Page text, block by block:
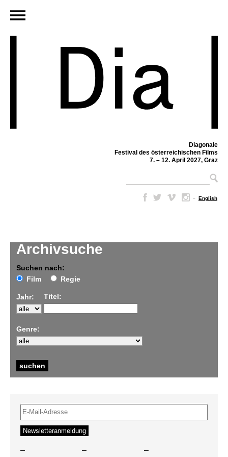
Diagonale
Festival des österreichischen Films
7. – 12. April 2027, Graz
– English
Archivsuche
Suchen nach:
Film
Regie
Jahr: Titel:
Genre:
– – –